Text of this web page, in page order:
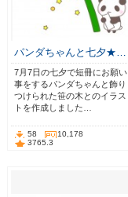
パンダちゃんと七夕★…
7月7日の七夕で短冊にお願い
事をするパンダちゃんと飾り
つけられた笹の木とのイラス
トを作成しました…
58
10,178
3765.3